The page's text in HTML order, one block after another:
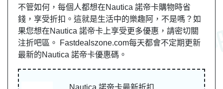
不管如何，每個人都想在Nautica 諾帝卡購物時省
錢，享受折扣。這就是生活中的樂趣阿，不是嗎？如
果您想在Nautica 諾帝卡上享受更多優惠，請密切關
注折吧區。 Fastdealszone.com每天都會不定期更新
最新的Nautica 諾帝卡優惠碼。
Nautica 諾帝卡最新折扣